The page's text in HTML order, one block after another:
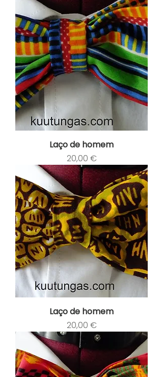
Laço de homem
Preço
20,00 €
Laço de homem
Preço
20,00 €